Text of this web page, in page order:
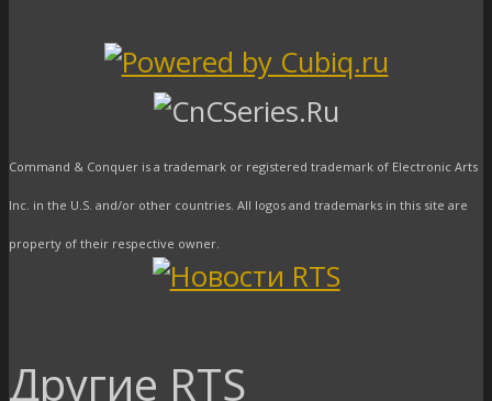
Command & Conquer is a trademark or registered trademark of Electronic Arts
Inc. in the U.S. and/or other countries. All logos and trademarks in this site are
property of their respective owner.
Другие RTS